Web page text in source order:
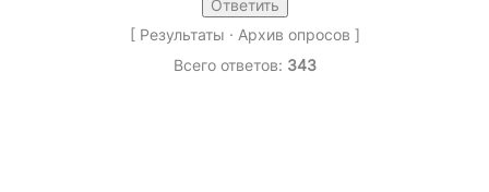
[ Результаты · Архив опросов ]
Всего ответов: 343